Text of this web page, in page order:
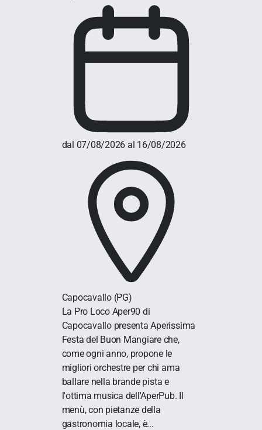
dal 07/08/2026 al 16/08/2026
Capocavallo (PG)
La Pro Loco Aper90 di
Capocavallo presenta Aperissima
Festa del Buon Mangiare che,
come ogni anno, propone le
migliori orchestre per chi ama
ballare nella brande pista e
l'ottima musica dell'AperPub. Il
menù, con pietanze della
gastronomia locale, è...